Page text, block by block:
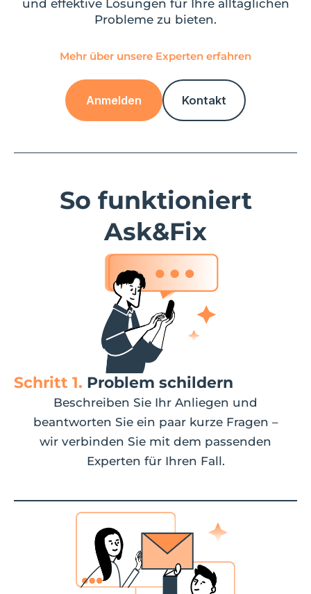
und effektive Lösungen für Ihre alltäglichen
Probleme zu bieten.
Mehr über unsere Experten erfahren
Anmelden Kontakt
So funktioniert
Ask&Fix
Schritt 1. Problem schildern
Beschreiben Sie Ihr Anliegen und
beantworten Sie ein paar kurze Fragen –
wir verbinden Sie mit dem passenden
Experten für Ihren Fall.